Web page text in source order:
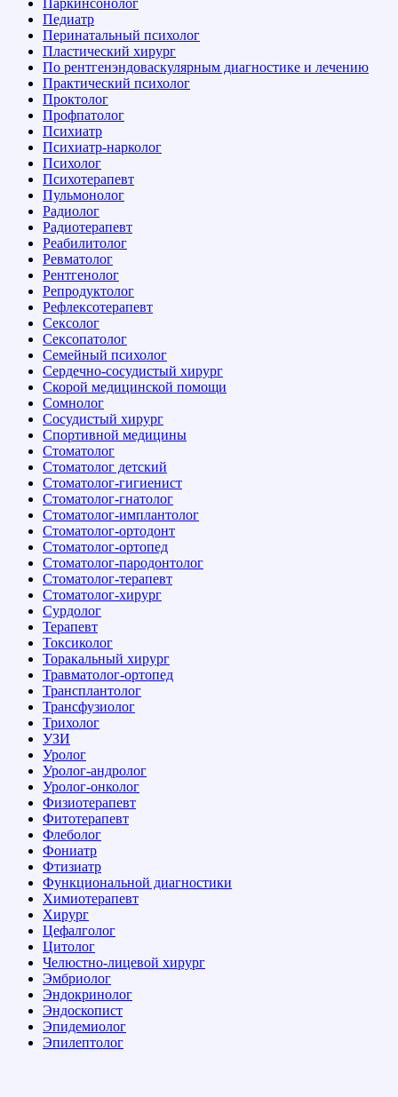
Паркинсонолог
Педиатр
Перинатальный психолог
Пластический хирург
По рентгенэндоваскулярным диагностике и лечению
Практический психолог
Проктолог
Профпатолог
Психиатр
Психиатр-нарколог
Психолог
Психотерапевт
Пульмонолог
Радиолог
Радиотерапевт
Реабилитолог
Ревматолог
Рентгенолог
Репродуктолог
Рефлексотерапевт
Сексолог
Сексопатолог
Семейный психолог
Сердечно-сосудистый хирург
Скорой медицинской помощи
Сомнолог
Сосудистый хирург
Спортивной медицины
Стоматолог
Стоматолог детский
Стоматолог-гигиенист
Стоматолог-гнатолог
Стоматолог-имплантолог
Стоматолог-ортодонт
Стоматолог-ортопед
Стоматолог-пародонтолог
Стоматолог-терапевт
Стоматолог-хирург
Сурдолог
Терапевт
Токсиколог
Торакальный хирург
Травматолог-ортопед
Трансплантолог
Трансфузиолог
Трихолог
УЗИ
Уролог
Уролог-андролог
Уролог-онколог
Физиотерапевт
Фитотерапевт
Флеболог
Фониатр
Фтизиатр
Функциональной диагностики
Химиотерапевт
Хирург
Цефалголог
Цитолог
Челюстно-лицевой хирург
Эмбриолог
Эндокринолог
Эндоскопист
Эпидемиолог
Эпилептолог